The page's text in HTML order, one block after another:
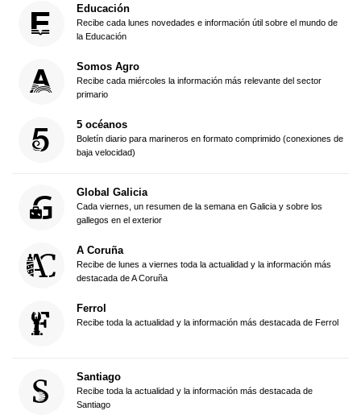
Educación
Recibe cada lunes novedades e información útil sobre el mundo de
la Educación
Somos Agro
Recibe cada miércoles la información más relevante del sector
primario
5 océanos
Boletín diario para marineros en formato comprimido (conexiones de
baja velocidad)
Global Galicia
Cada viernes, un resumen de la semana en Galicia y sobre los
gallegos en el exterior
A Coruña
Recibe de lunes a viernes toda la actualidad y la información más
destacada de A Coruña
Ferrol
Recibe toda la actualidad y la información más destacada de Ferrol
Santiago
Recibe toda la actualidad y la información más destacada de
Santiago